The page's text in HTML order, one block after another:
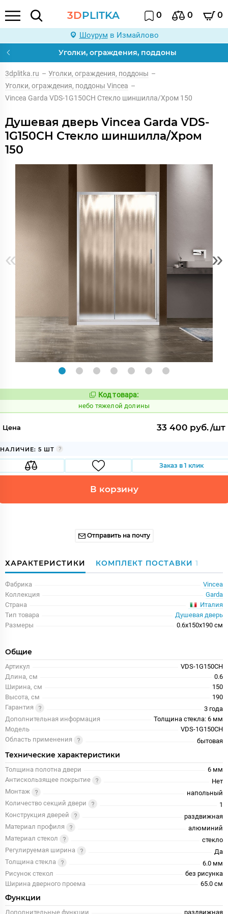
3DPLITKA 0 0 0
Шоурум в Измайлово
Уголки, ограждения, поддоны
3dplitka.ru – Уголки, ограждения, поддоны –
Уголки, ограждения, поддоны Vincea –
Vincea Garda VDS-1G150CH Стекло шиншилла/Хром 150
Душевая дверь Vincea Garda VDS-
1G150CH Стекло шиншилла/Хром
150
« »
Код:
1122771
Код товара:
небо тяжелой долины
Цена 33 400 руб./шт
НАЛИЧИЕ: 5 ШТ
Заказ в 1 клик
В корзину
Отправить на почту
ХАРАКТЕРИСТИКИ КОМПЛЕКТ ПОСТАВКИ 1
Фабрика
Vincea
Коллекция
Garda
Страна
Италия
Тип товара
Душевая дверь
Размеры
0.6x150x190 см
Общие
Артикул
VDS-1G150CH
Длина, см
0.6
Ширина, см
150
Высота, см
190
Гарантия
3 года
Дополнительная информация
Толщина стекла: 6 мм
Модель
VDS-1G150CH
Область применения
бытовая
Технические характеристики
Толщина полотна двери
6 мм
Антискользящее покрытие
Нет
Монтаж
напольный
Количество секций двери
1
Конструкция дверей
раздвижная
Материал профиля
алюминий
Материал стекол
стекло
Регулируемая ширина
Да
Толщина стекла
6.0 мм
Рисунок стекол
без рисунка
Ширина дверного проема
65.0 см
Функции
Дополнительные функции раздвижная